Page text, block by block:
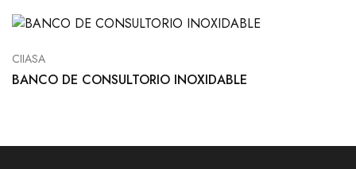
CIIASA
BANCO DE CONSULTORIO INOXIDABLE